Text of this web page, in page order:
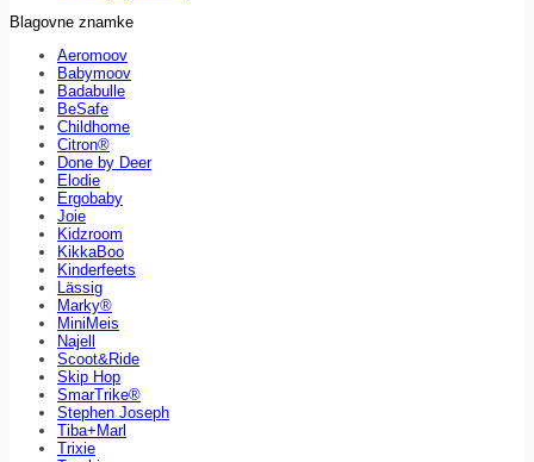
Blagovne znamke
Aeromoov
Babymoov
Badabulle
BeSafe
Childhome
Citron®
Done by Deer
Elodie
Ergobaby
Joie
Kidzroom
KikkaBoo
Kinderfeets
Lässig
Marky®
MiniMeis
Najell
Scoot&Ride
Skip Hop
SmarTrike®
Stephen Joseph
Tiba+Marl
Trixie